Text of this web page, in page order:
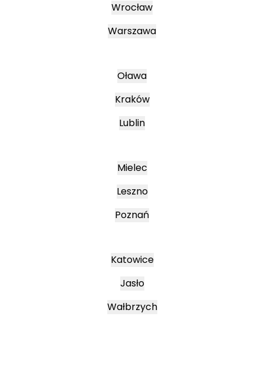
Wrocław
Warszawa
Oława
Kraków
Lublin
Mielec
Leszno
Poznań
Katowice
Jasło
Wałbrzych